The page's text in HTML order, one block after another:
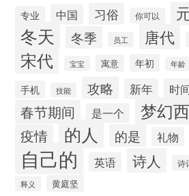
专业 中国 习俗 你可以
冬天 冬季 员工 唐代
宋代 宝宝 寓意 年初 年龄
手机 技能 攻略 新年 时
春节期间 是一个 梦幻
疫情 的人 的是 礼物
自己的 英语 诗人 诗
释义 黄庭坚